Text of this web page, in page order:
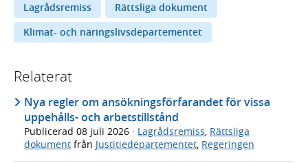
Lagrådsremiss
Rättsliga dokument
Klimat- och näringslivsdepartementet
Relaterat
Nya regler om ansökningsförfarandet för vissa
uppehålls- och arbetstillstånd
Publicerad 08 juli 2026 · Lagrådsremiss, Rättsliga
dokument från Justitiedepartementet, Regeringen